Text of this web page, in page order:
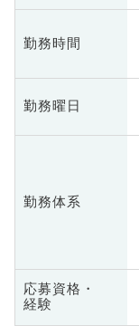
勤務時間
勤務曜日
勤務体系
応募資格・
経験